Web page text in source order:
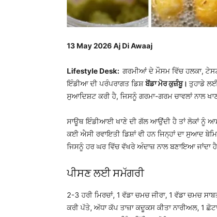
13 May 2026 Aj Di Awaaj
Lifestyle Desk: ਗਰਮੀਆਂ ਦੇ ਮੌਸਮ ਵਿੱਚ ਹਲਕਾ,
ਇੰਡੀਆ ਦੀ ਪਰੰਪਰਾਗਤ ਡਿਸ਼ਬੋਂਡਾ ਮੋਰ ਕੁਜ਼ੰਬੂ। ਤੁਹਾਡੇ
ਸੁਆਦਿਸ਼ਟ ਕਰੀ ਹੈ, ਜਿਸਨੂੰ ਗਰਮਾ-ਗਰਮ ਚਾਵਲਾਂ ਨਾਲ
ਸਾਊਥ ਇੰਡੀਆਈ ਖਾਣੇ ਦੀ ਗੱਲ ਆਉਂਦੀ ਹੈ ਤਾਂ ਲੋਕਾਂ ਨੂੰ
ਕਈ ਐਸੀ ਰਵਾਇਤੀ ਡਿਸ਼ਾਂ ਵੀ ਹਨ ਜਿਨ੍ਹਾਂ ਦਾ ਸੁਆਦ
ਜਿਸਨੂੰ ਹਰ ਘਰ ਵਿੱਚ ਵੱਖਰੇ ਅੰਦਾਜ਼ ਨਾਲ ਬਣਾਇਆ ਜਾਂਦਾ
ਪੀਸਣ ਲਈ ਸਮੱਗਰੀ
2-3 ਹਰੀ ਮਿਰਚਾਂ, 1 ਵੱਡਾ ਚਮਚ ਜੀਰਾ, 1 ਵੱਡਾ ਚਮਚ
ਕਰੀ ਪੱਤੇ, ਅੱਧਾ ਕੱਪ ਤਾਜ਼ਾ ਕਦੂਕਸ ਕੀਤਾ ਨਾਰੀਅਲ, 1